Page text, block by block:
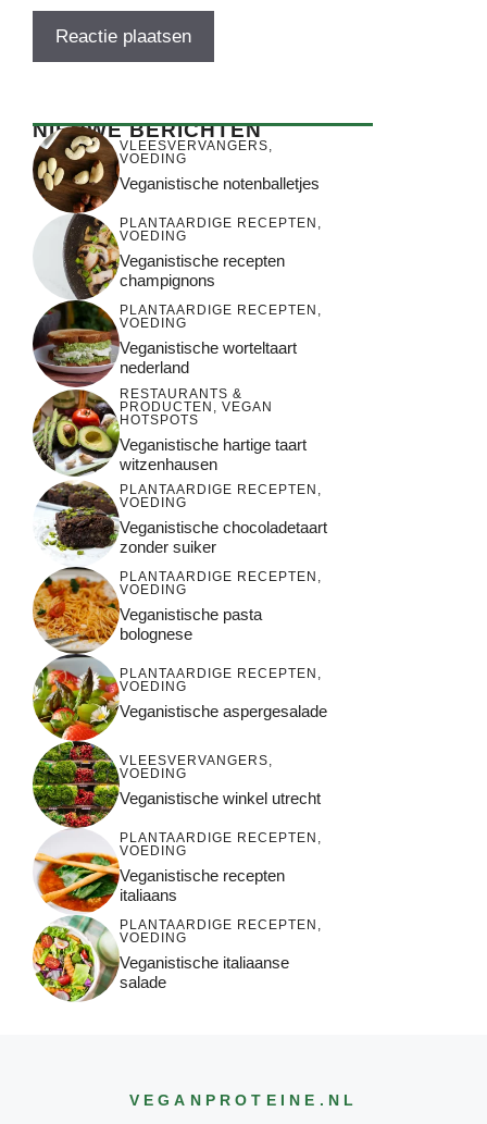
NIEUWE BERICHTEN
VLEESVERVANGERS,
VOEDING
Veganistische notenballetjes
PLANTAARDIGE RECEPTEN ,
VOEDING
Veganistische recepten
champignons
PLANTAARDIGE RECEPTEN ,
VOEDING
Veganistische worteltaart
nederland
RESTAURANTS &
PRODUCTEN , VEGAN
HOTSPOTS
Veganistische hartige taart
witzenhausen
PLANTAARDIGE RECEPTEN ,
VOEDING
Veganistische chocoladetaart
zonder suiker
PLANTAARDIGE RECEPTEN ,
VOEDING
Veganistische pasta
bolognese
PLANTAARDIGE RECEPTEN ,
VOEDING
Veganistische aspergesalade
VLEESVERVANGERS,
VOEDING
Veganistische winkel utrecht
PLANTAARDIGE RECEPTEN ,
VOEDING
Veganistische recepten
italiaans
PLANTAARDIGE RECEPTEN ,
VOEDING
Veganistische italiaanse
salade
VEGANPROTEINE .NL